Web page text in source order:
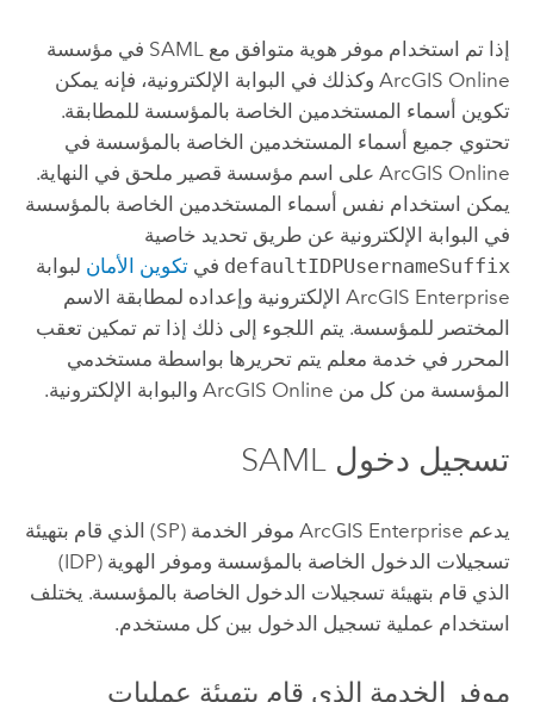
إذا تم استخدام موفر هوية متوافق مع SAML في مؤسسة
ArcGIS Onlineوكذلك في البوابة الإلكترونية، فإنه يمكن
تكوين أسماء المستخدمين الخاصة بالمؤسسة للمطابقة.
تحتوي جميع أسماء المستخدمين الخاصة بالمؤسسة في
ArcGIS Onlineعلى اسم مؤسسة قصير ملحق في النهاية.
يمكن استخدام نفس أسماء المستخدمين الخاصة بالمؤسسة
في البوابة الإلكترونية عن طريق تحديد خاصية
defaultIDPUsernameSuffix في تكوين الأمان لبوابة
ArcGIS Enterpriseالإلكترونية وإعداده لمطابقة الاسم
المختصر للمؤسسة. يتم اللجوء إلى ذلك إذا تم تمكين تعقب
المحرر في خدمة معلم يتم تحريرها بواسطة مستخدمي
المؤسسة من كل من ArcGIS Onlineوالبوابة الإلكترونية.
تسجيل دخول SAML
يدعم ArcGIS Enterprise
موفر الخدمة (SP) الذي قام بتهيئة
تسجيلات الدخول الخاصة بالمؤسسة وموفر الهوية (IDP)
الذي قام بتهيئة تسجيلات الدخول الخاصة بالمؤسسة. يختلف
استخدام عملية تسجيل الدخول بين كل مستخدم.
موفر الخدمة الذي قام بتهيئة عمليات